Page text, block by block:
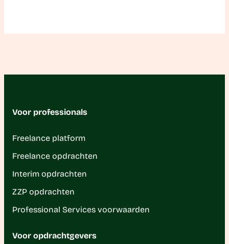
Voor professionals
Freelance platform
Freelance opdrachten
Interim opdrachten
ZZP opdrachten
Professional Services voorwaarden
Voor opdrachtgevers